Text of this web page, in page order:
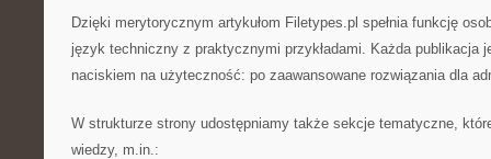
Dzięki merytorycznym artykułom Filetypes.pl spełnia funkcję
język techniczny z praktycznymi przykładami. Każda publikacja
naciskiem na użyteczność: po zaawansowane rozwiązania dla
W strukturze strony udostępniamy także sekcje tematyczne,
wiedzy, m.in.: